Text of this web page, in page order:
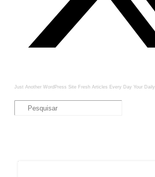
Just Another WordPress Site Fresh Articles Every Day Your